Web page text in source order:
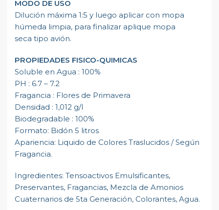
MODO DE USO
Dilución máxima 1:5 y luego aplicar con mopa
húmeda limpia, para finalizar aplique mopa
seca tipo avión.
PROPIEDADES FISICO-QUIMICAS
Soluble en Agua : 100%
PH : 6.7 – 7.2
Fragancia : Flores de Primavera
Densidad : 1,012 g/l
Biodegradable : 100%
Formato: Bidón 5 litros
Apariencia: Liquido de Colores Traslucidos / Según
Fragancia.
Ingredientes: Tensoactivos Emulsificantes,
Preservantes, Fragancias, Mezcla de Amonios
Cuaternarios de 5ta Generación, Colorantes, Agua.